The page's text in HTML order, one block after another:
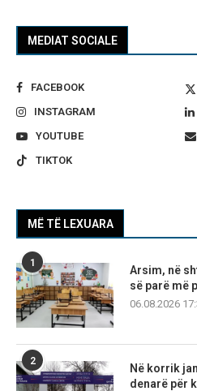
MEDIAT SOCIALE
FACEBOOK
INSTAGRAM
YOUTUBE
TIKTOK
MË TË LEXUARA
1
Arsim, në
së parë më
06.08.2026
2
Në korrik
denarë për